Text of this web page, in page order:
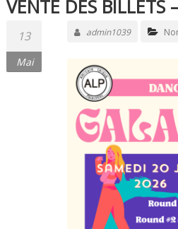
VENTE DES BILLETS
13
Mai
admin1039